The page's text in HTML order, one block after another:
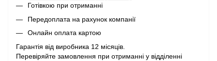
Готівкою при отриманні
Передоплата на рахунок компанії
Онлайн оплата картою
Гарантія від виробника 12 місяців.
Перевіряйте замовлення при отриманні у відділенні